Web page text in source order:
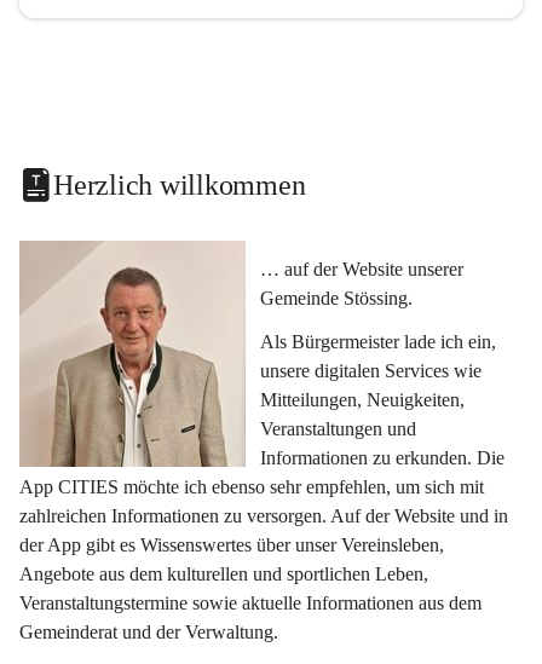
Herzlich willkommen
… auf der Website unserer
Gemeinde Stössing.
Als Bürgermeister lade ich ein,
unsere digitalen Services wie
Mitteilungen, Neuigkeiten,
Veranstaltungen und
Informationen zu erkunden. Die
App CITIES möchte ich ebenso sehr empfehlen, um sich mit
zahlreichen Informationen zu versorgen. Auf der Website und in
der App gibt es Wissenswertes über unser Vereinsleben,
Angebote aus dem kulturellen und sportlichen Leben,
Veranstaltungstermine sowie aktuelle Informationen aus dem
Gemeinderat und der Verwaltung.